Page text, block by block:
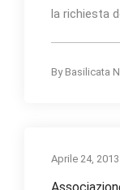
la richiesta
By Basilicata
Aprile 24, 2013